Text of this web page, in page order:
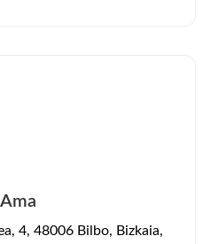
4, 48006 Bilbo, Bizkaia,